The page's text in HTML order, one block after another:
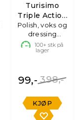
Turisimo
Triple Action
Applicator
Polish, voks og
dressing
applikator kit
100+ stk på
lager
398,-
99,-
KJØP